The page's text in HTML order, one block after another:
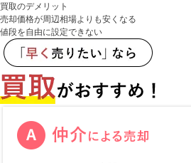
買取のデメリット
売却価格が周辺相場よりも安くなる
値段を自由に設定できない